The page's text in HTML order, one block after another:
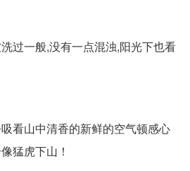
过一般,没有一点混浊,阳光下也看
看山中清香的新鲜的空气顿感心
猛虎下山！